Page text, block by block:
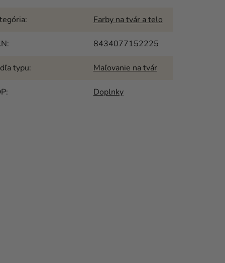
: Farby na tvár a telo
: 8434077152225
typu: Maľovanie na tvár
: Doplnky